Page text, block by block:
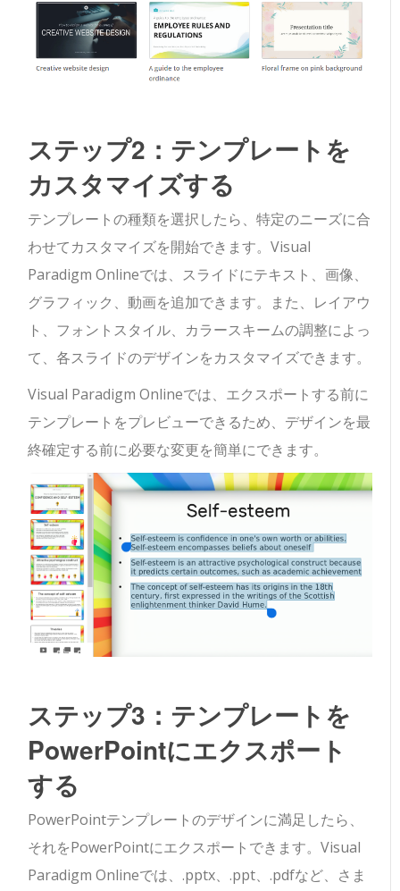
ステップ2：テンプレートを
カスタマイズする
テンプレートの種類を選択したら、特定のニーズに合
わせてカスタマイズを開始できます。Visual
Paradigm Onlineでは、スライドにテキスト、画像、
グラフィック、動画を追加できます。また、レイアウ
ト、フォントスタイル、カラースキームの調整によっ
て、各スライドのデザインをカスタマイズできます。
Visual Paradigm Onlineでは、エクスポートする前に
テンプレートをプレビューできるため、デザインを最
終確定する前に必要な変更を簡単にできます。
ステップ3：テンプレートを
PowerPointにエクスポート
する
PowerPointテンプレートのデザインに満足したら、
それをPowerPointにエクスポートできます。Visual
Paradigm Onlineでは、.pptx、.ppt、.pdfなど、さま